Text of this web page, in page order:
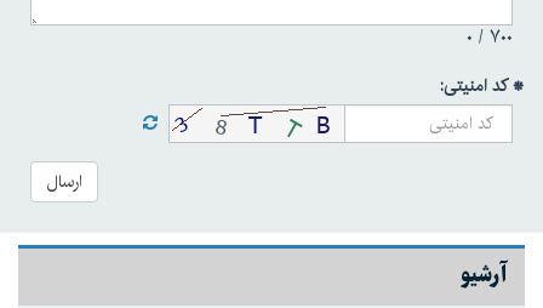
۷۰۰ /
۰
* کد امنیتی:
ارسال
آرشیو